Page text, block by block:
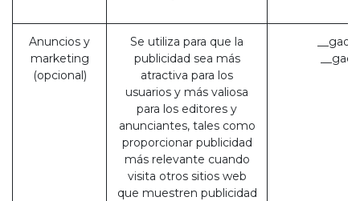
Anuncios y
marketing
(opcional)
Se utiliza para que la
publicidad sea más
atractiva para los
usuarios y más valiosa
para los editores y
anunciantes, tales como
proporcionar publicidad
más relevante cuando
visita otros sitios web
que muestren publicidad